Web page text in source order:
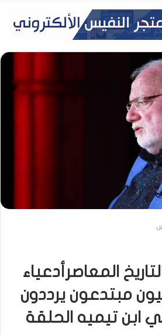
المعاصرأدعياء
مبتدعون يرددون
ابن تيميه الحلقة